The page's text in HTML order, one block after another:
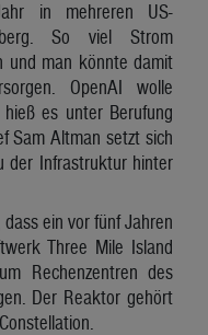
in mehreren US-
So viel Strom
und man könnte damit
OpenAI wolle
es unter Berufung
Sam Altman setzt sich
der Infrastruktur hinter
ein vor fünf Jahren
Three Mile Island
Rechenzentren des
Der Reaktor gehört